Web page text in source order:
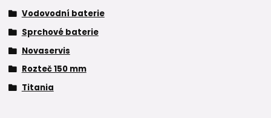
Vodovodní baterie
Sprchové baterie
Novaservis
Rozteč 150 mm
Titania